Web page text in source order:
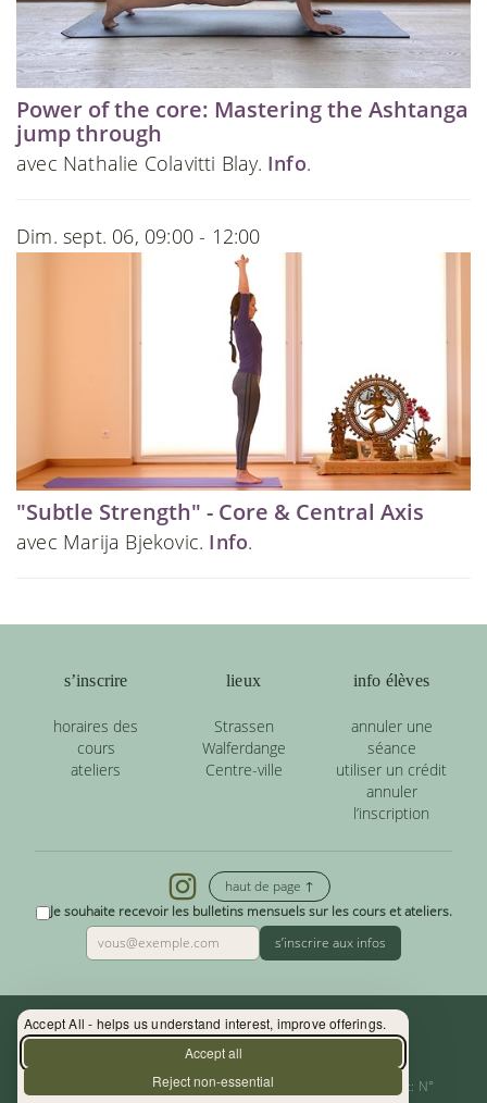
Accept All - helps us understand interest, improve offerings.
Accept all
Reject non-essential
Power of the core: Mastering the Ashtanga
jump through
avec Nathalie Colavitti Blay. Info.
Dim. sept. 06, 09:00 - 12:00
"Subtle Strength" - Core & Central Axis
avec Marija Bjekovic. Info.
s’inscrire
horaires des
cours
ateliers
lieux
Strassen
Walferdange
Centre-ville
info élèves
annuler une
séance
utiliser un crédit
annuler
l’inscription
haut de page ↑
Je souhaite recevoir les bulletins mensuels sur les cours et ateliers.
s’inscrire aux infos
Contact : (+352) 33 34 19 - info@yoga.lu
Centre de Yoga - La Source s.àr.l. — Autor. d’Etablissement: N°